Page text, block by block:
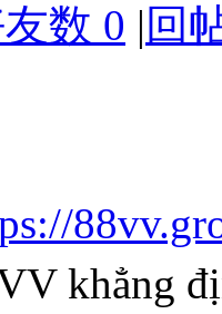
数 0 | 回
khẳng